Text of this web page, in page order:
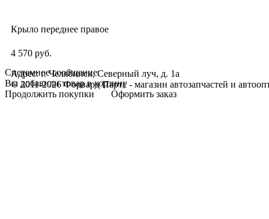
Крыло переднее правое
4 570 руб.
Адрес: г. Челябинск, Северный луч, д. 1а
© 2011-2026 Форвард Партс - магазин автозапчастей и
Системное сообщение:
Вы добавили товар в корзину
Продолжить покупки
Оформить заказ